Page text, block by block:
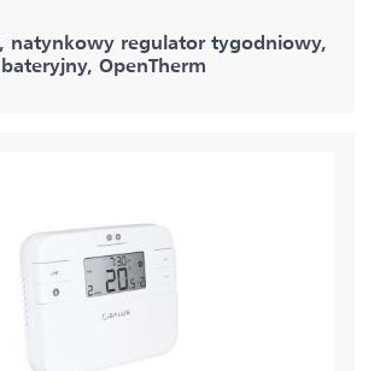
natynkowy regulator tygodniowy,
bateryjny, OpenTherm